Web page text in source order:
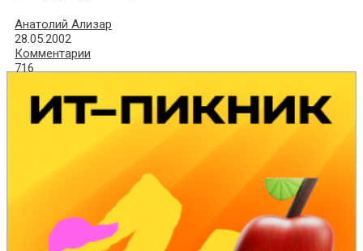
Анатолий Ализар
28.05.2002
Комментарии
716